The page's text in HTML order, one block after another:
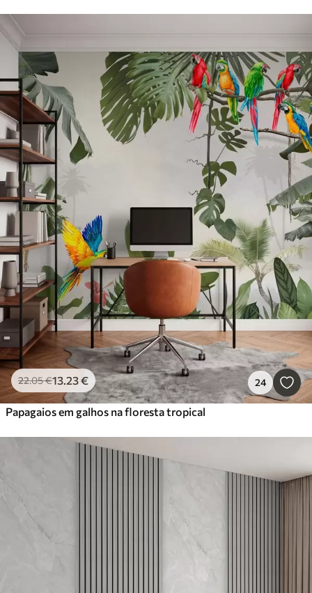
22.05€13.23€ 24
Papagaios em galhos na floresta tropical